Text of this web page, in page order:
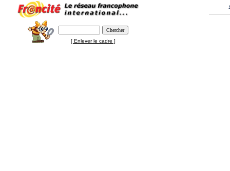
[ Enlever le cadre ]